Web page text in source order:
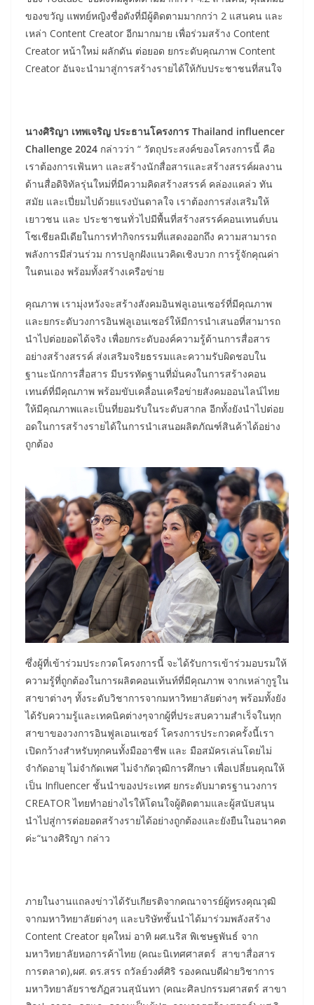
ของขวัญ แพทย์หญิงชื่อดังที่มีผู้ติดตามมากกว่า 2 แสนคน และ
เหล่า Content Creator อีกมากมาย เพื่อร่วมสร้าง Content
Creator หน้าใหม่ ผลักดัน ต่อยอด ยกระดับคุณภาพ Content
Creator อันจะนำมาสู่การสร้างรายได้ให้กับประชาชนที่สนใจ
นางศิริญา เทพเจริญ ประธานโครงการ Thailand influencer
Challenge 2024 กล่าวว่า “ วัตถุประสงค์ของโครงการนี้ คือ
เราต้องการเฟ้นหา และสร้างนักสื่อสารและสร้างสรรค์ผลงาน
ด้านสื่อดิจิทัลรุ่นใหม่ที่มีความคิดสร้างสรรค์ คล่องแคล่ว ทัน
สมัย และเปี่ยมไปด้วยแรงบันดาลใจ เราต้องการส่งเสริมให้
เยาวชน และ ประชาชนทั่วไปมีพื้นที่สร้างสรรค์คอนเทนต์บน
โซเชียลมีเดียในการทำกิจกรรมที่แสดงออกถึง ความสามารถ
พลังการมีส่วนร่วม การปลูกฝังแนวคิดเชิงบวก การรู้จักคุณค่า
ในตนเอง พร้อมทั้งสร้างเครือข่าย
คุณภาพ เรามุ่งหวังจะสร้างสังคมอินฟลูเอนเซอร์ที่มีคุณภาพ
และยกระดับวงการอินฟลูเอนเซอร์ให้มีการนำเสนอที่สามารถ
นำไปต่อยอดได้จริง เพื่อยกระดับองค์ความรู้ด้านการสื่อสาร
อย่างสร้างสรรค์ ส่งเสริมจริยธรรมและความรับผิดชอบใน
ฐานะนักการสื่อสาร มีบรรทัดฐานที่มั่นคงในการสร้างคอน
เทนต์ที่มีคุณภาพ พร้อมขับเคลื่อนเครือข่ายสังคมออนไลน์ไทย
ให้มีคุณภาพและเป็นที่ยอมรับในระดับสากล อีกทั้งยังนำไปต่อย
อดในการสร้างรายได้ในการนำเสนอผลิตภัณฑ์สินค้าได้อย่าง
ถูกต้อง
ซึ่งผู้ที่เข้าร่วมประกวดโครงการนี้ จะได้รับการเข้าร่วมอบรมให้
ความรู้ที่ถูกต้องในการผลิตคอนเท้นท์ที่มีคุณภาพ จากเหล่ากูรูใน
สาขาต่างๆ ทั้งระดับวิชาการจากมหาวิทยาลัยต่างๆ พร้อมทั้งยัง
ได้รับความรู้และเทคนิคต่างๆจากผู้ที่ประสบความสำเร็จในทุก
สาขาของวงการอินฟูลเอนเซอร์ โครงการประกวดครั้งนี้เรา
เปิดกว้างสำหรับทุกคนทั้งมืออาชีพ และ มือสมัครเล่นโดยไม่
จำกัดอายุ ไม่จำกัดเพศ ไม่จำกัดวุฒิการศึกษา เพื่อเปลี่ยนคุณให้
เป็น Influencer ชั้นนำของประเทศ ยกระดับมาตรฐานวงการ
CREATOR ไทยทำอย่างไรให้โดนใจผู้ติดตามและผู้สนับสนุน
นำไปสู่การต่อยอดสร้างรายได้อย่างถูกต้องและยังยืนในอนาคต
ค่ะ“นางศิริญา กล่าว
ภายในงานแถลงข่าวได้รับเกียรติจากคณาจารย์ผู้ทรงคุณวุฒิ
จากมหาวิทยาลัยต่างๆ และบริษัทชั้นนำได้มาร่วมพลังสร้าง
Content Creator ยุคใหม่ อาทิ ผศ.นริส พิเชษฐพันธ์ จาก
มหาวิทยาลัยหอการค้าไทย (คณะนิเทศศาสตร์ สาขาสื่อสาร
การตลาด),ผศ. ดร.สรร ถวัลย์วงศ์ศิริ รองคณบดีฝ่ายวิชาการ
มหาวิทยาลัยราชภัฏสวนสุนันทา (คณะศิลปกรรมศาสตร์ สาขา